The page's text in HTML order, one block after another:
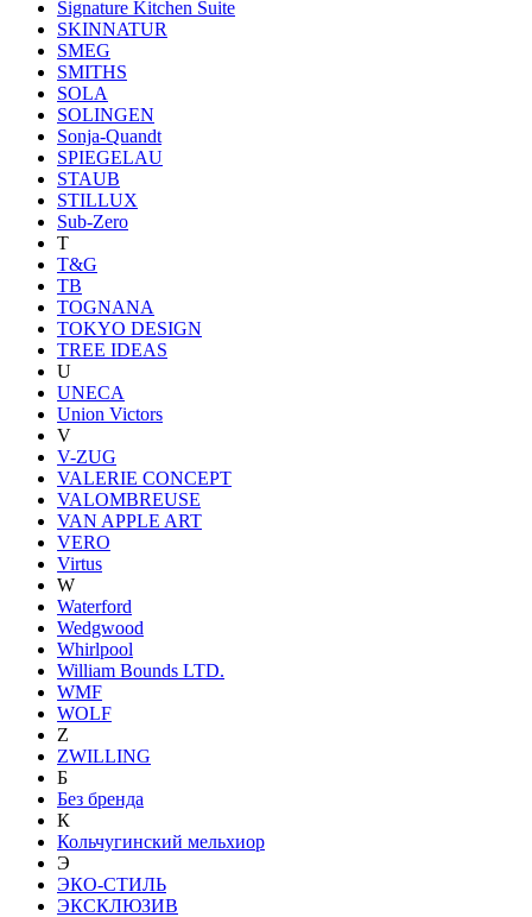
Signature Kitchen Suite
SKINNATUR
SMEG
SMITHS
SOLA
SOLINGEN
Sonja-Quandt
SPIEGELAU
STAUB
STILLUX
Sub-Zero
T
T&G
TB
TOGNANA
TOKYO DESIGN
TREE IDEAS
U
UNECA
Union Victors
V
V-ZUG
VALERIE CONCEPT
VALOMBREUSE
VAN APPLE ART
VERO
Virtus
W
Waterford
Wedgwood
Whirlpool
William Bounds LTD.
WMF
WOLF
Z
ZWILLING
Б
Без бренда
К
Кольчугинский мельхиор
Э
ЭКО-СТИЛЬ
ЭКСКЛЮЗИВ